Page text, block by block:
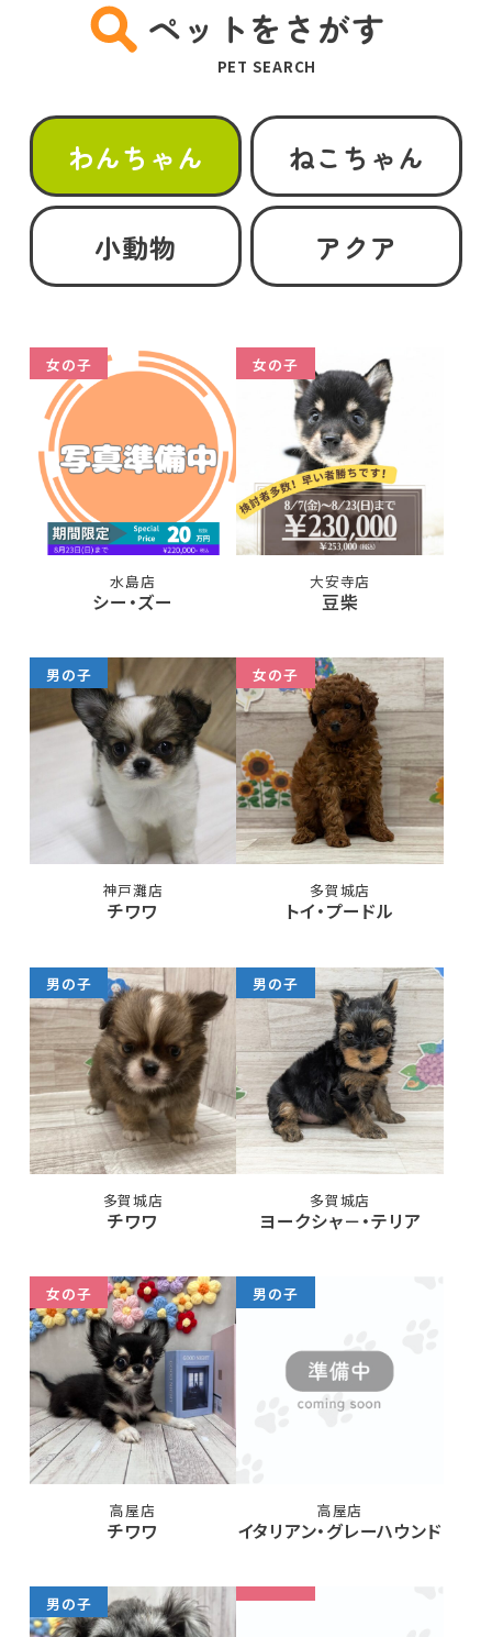
ペットをさがす
PET SEARCH
わんちゃん ねこちゃん
小動物 アクア
女の子
水島店
シー・ズー
女の子
大安寺店
豆柴
男の子
神戸灘店
チワワ
女の子
多賀城店
トイ・プードル
男の子
多賀城店
チワワ
男の子
多賀城店
ヨークシャ－・テリア
女の子
高屋店
チワワ
男の子
高屋店
イタリアン・グレーハウンド
男の子